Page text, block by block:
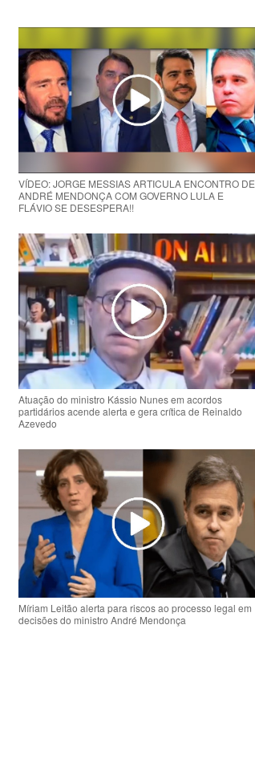
VÍDEO: JORGE MESSIAS ARTICULA ENCONTRO DE
ANDRÉ MENDONÇA COM GOVERNO LULA E
FLÁVIO SE DESESPERA!!
Atuação do ministro Kássio Nunes em acordos
partidários acende alerta e gera crítica de Reinaldo
Azevedo
Míriam Leitão alerta para riscos ao processo legal em
decisões do ministro André Mendonça